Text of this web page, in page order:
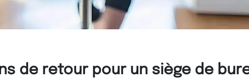
de retour pour un siège de